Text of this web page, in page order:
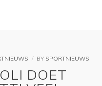
BY SPORTNIEUWS
DOET